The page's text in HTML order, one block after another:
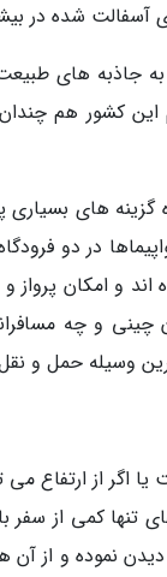
آسفالت شده در
به جاذبه های
کشور هم چندان
گزینه های
در دو
و امکان پرواز و
چینی و چه
وسیله حمل و
اگر از ارتفاع
تنها کمی از سفر
نموده و از آن